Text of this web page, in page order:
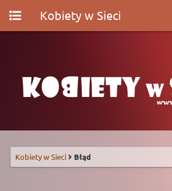
Kobiety w Sieci
Kobiety w Sieci Błąd